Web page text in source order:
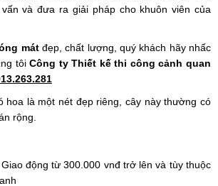
và đưa ra giải pháp cho khuôn viên của
mátđẹp, chất lượng, quý khách hãy nhấc
tôiCông ty Thiết kế thi công cảnh quan
hoa là một nét đẹp riêng, cây này thường có
rộng.
động từ 300.000 vnđ trở lên và tùy thuộc